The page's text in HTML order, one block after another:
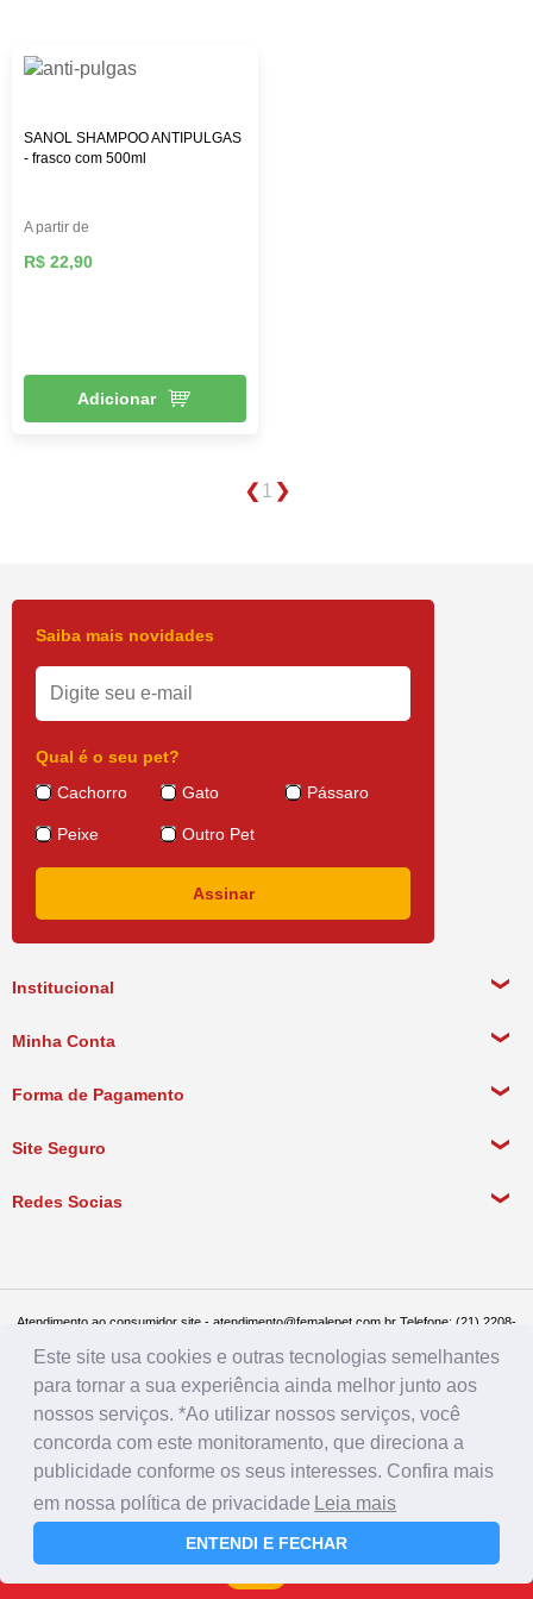
SANOL SHAMPOO ANTIPULGAS
- frasco com 500ml
A partir de
R$ 22,90
Adicionar
1
Institucional
Política de Pagamento
Política de Entrega
Minha Conta
Forma de Pagamento
Site Seguro
Redes Socias
Saiba mais novidades
Qual é o seu pet?
Cachorro
Gato Pássaro
Peixe Outro Pet
Atendimento ao consumidor site - atendimento@femalepet.com.br Telefone: (21) 2208-
Televendas: (21) 2268-7748 ou (21) 97045-2996 Seg a sex de 8:30h às 19h e Sábados
de 8:30h às 14:30h
Female Pet - CNPJ: 17.292.888.0001/86 - Rua Conde de Bonfim 482, loja A, Tijuca, Rio
de Janeiro - RJ - CEP: 20520-054
Este site usa cookies e outras tecnologias semelhantes
para tornar a sua experiência ainda melhor junto aos
nossos serviços. *Ao utilizar nossos serviços, você
concorda com este monitoramento, que direciona a
publicidade conforme os seus interesses. Confira mais
em nossa política de privacidade Leia mais
ENTENDI E FECHAR